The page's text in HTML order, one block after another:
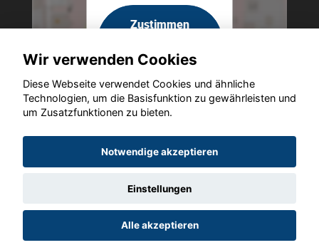
Zustimmen
aktivieren
Copyright © 2026. Autohaus Westphal
Datenschutz Impressum AGB
Wir verwenden Cookies
Diese Webseite verwendet Cookies und ähnliche
Technologien, um die Basisfunktion zu gewährleisten und
um Zusatzfunktionen zu bieten.
Notwendige akzeptieren
Einstellungen
Alle akzeptieren